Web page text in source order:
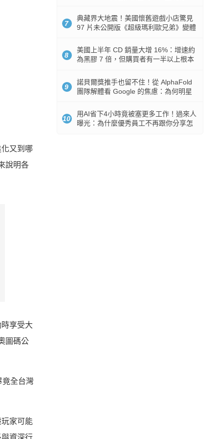
又到哪
說明各
享受大
圖碼公
竟全台灣
家可能
與資深行
7
典藏界大地震！美國懷舊遊戲小店驚見
97 片未公開版《超級瑪利歐兄弟》變體
8
美國上半年 CD 銷量大增 16%：增速約
為黑膠 7 倍，但購買者有一半以上根本
9
諾貝爾獎推手也留不住！從 AlphaFold
團隊解體看 Google 的焦慮：為何明星
10
用AI省下4小時竟被塞更多工作！過來人
曝光：為什麼優秀員工不再跟你分享怎